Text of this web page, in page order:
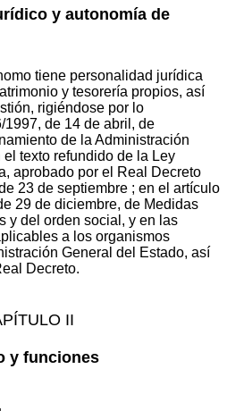
y autonomía de
tiene personalidad jurídica
y tesorería propios, así
rigiéndose por lo
de 14 de abril, de
de la Administración
texto refundido de la Ley
aprobado por el Real Decreto
23 de septiembre ; en el artículo
29 de diciembre, de Medidas
y del orden social, y en las
a los organismos
General del Estado, así
Decreto.
II
y funciones